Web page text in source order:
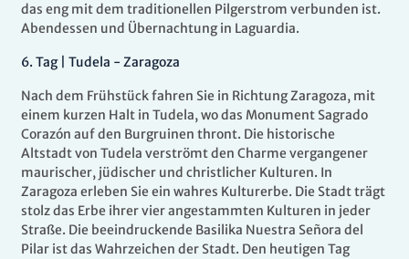
das eng mit dem traditionellen Pilgerstrom verbunden ist.
Abendessen und Übernachtung in Laguardia.
6. Tag | Tudela - Zaragoza
Nach dem Frühstück fahren Sie in Richtung Zaragoza, mit
einem kurzen Halt in Tudela, wo das Monument Sagrado
Corazón auf den Burgruinen thront. Die historische
Altstadt von Tudela verströmt den Charme vergangener
maurischer, jüdischer und christlicher Kulturen. In
Zaragoza erleben Sie ein wahres Kulturerbe. Die Stadt trägt
stolz das Erbe ihrer vier angestammten Kulturen in jeder
Straße. Die beeindruckende Basilika Nuestra Señora del
Pilar ist das Wahrzeichen der Stadt. Den heutigen Tag